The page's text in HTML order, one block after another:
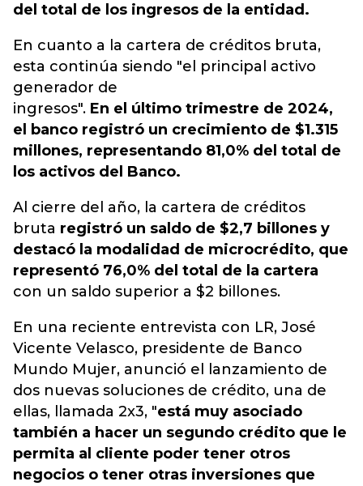
del total de los ingresos de la entidad.
En cuanto a la cartera de créditos bruta,
esta continúa siendo "el principal activo
generador de
ingresos". En el último trimestre de 2024,
el banco registró un crecimiento de $1.315
millones, representando 81,0% del total de
los activos del Banco.
Al cierre del año, la cartera de créditos
bruta registró un saldo de $2,7 billones y
destacó la modalidad de microcrédito, que
representó 76,0% del total de la cartera
con un saldo superior a $2 billones.
En una reciente entrevista con LR, José
Vicente Velasco, presidente de Banco
Mundo Mujer, anunció el lanzamiento de
dos nuevas soluciones de crédito, una de
ellas, llamada 2x3, "está muy asociado
también a hacer un segundo crédito que le
permita al cliente poder tener otros
negocios o tener otras inversiones que